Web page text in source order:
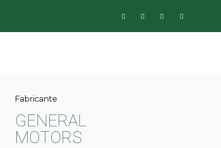
Fabricante
GENERAL
MOTORS